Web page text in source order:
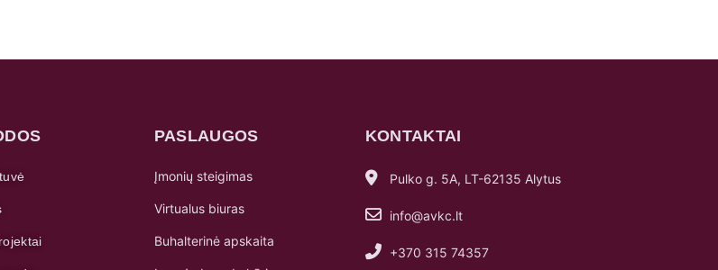
PASLAUGOS
Įmonių steigimas
Virtualus biuras
Buhalterinė apskaita
KONTAKTAI
Pulko g. 5A, LT-62135 Alytus
info@avkc.lt
+370 315 74357